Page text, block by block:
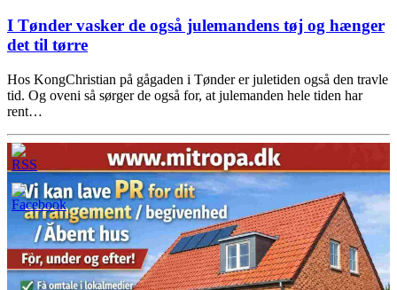
I Tønder vasker de også julemandens tøj og hænger
det til tørre
Hos KongChristian på gågaden i Tønder er juletiden også den travle
tid. Og oveni så sørger de også for, at julemanden hele tiden har
rent…